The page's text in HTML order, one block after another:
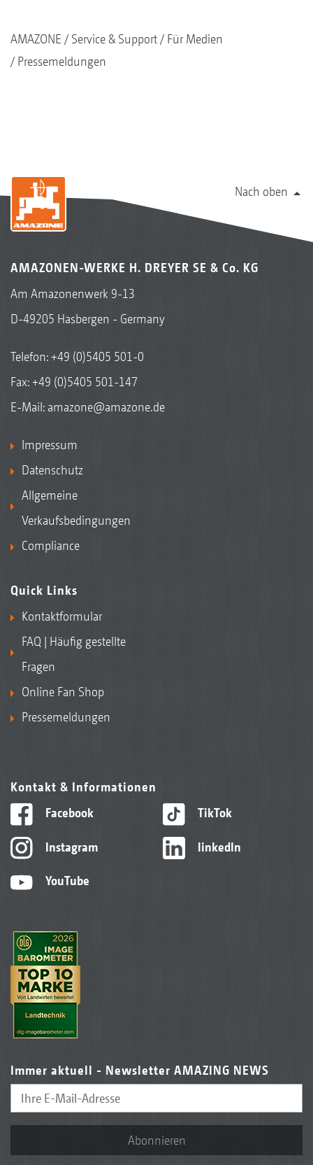
AMAZONE Service & Support
Für Medien
Pressemeldungen
Nach oben
AMAZONEN-WERKE H. DREYER SE & Co. KG
Am Amazonenwerk 9-13
D-49205 Hasbergen - Germany
Telefon:+49 (0)5405 501-0
Fax: +49 (0)5405 501-147
E-Mail: amazone@amazone.de
Impressum
Datenschutz
Allgemeine
Verkaufsbedingungen
Compliance
Quick Links
Kontaktformular
FAQ | Häufig gestellte
Fragen
Online Fan Shop
Pressemeldungen
Kontakt & Informationen
Facebook
Instagram
YouTube
TikTok
linkedIn
Immer aktuell - Newsletter AMAZING NEWS
Abonnieren